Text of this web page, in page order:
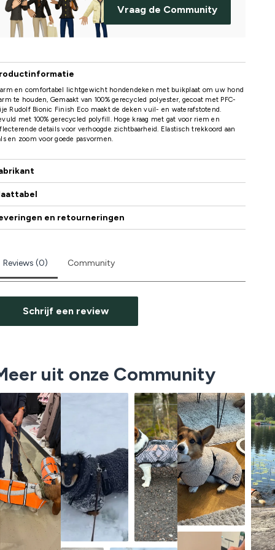
Vraag de Community
en comfortabel lichtgewicht hondendeken met buikplaat om uw hond
te houden, Gemaakt van 100% gerecycled polyester, gecoat met PFC-
Rudolf Bionic Finish Eco maakt de deken vuil- en waterafstotend.
met 100% gerecycled polyfill. Hoge kraag met gat voor riem en
details voor verhoogde zichtbaarheid. Elastisch trekkoord aan
en zoom voor goede pasvormen.
en retourneringen
Reviews (0) Community
Schrijf een review
uit onze Community